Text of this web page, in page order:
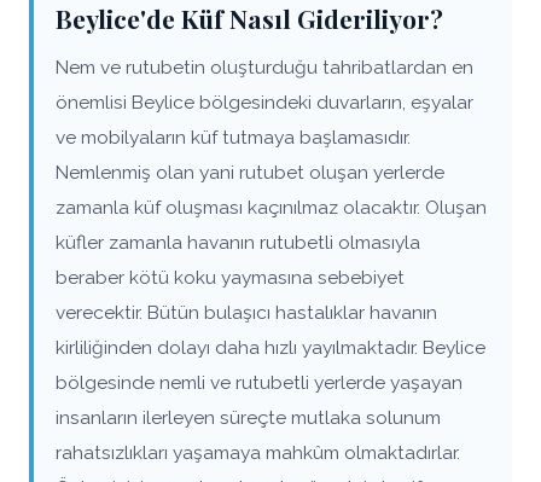
Beylice'de Küf Nasıl Gideriliyor?
Nem ve rutubetin oluşturduğu tahribatlardan en
önemlisi Beylice bölgesindeki duvarların, eşyalar
ve mobilyaların küf tutmaya başlamasıdır.
Nemlenmiş olan yani rutubet oluşan yerlerde
zamanla küf oluşması kaçınılmaz olacaktır. Oluşan
küfler zamanla havanın rutubetli olmasıyla
beraber kötü koku yaymasına sebebiyet
verecektir. Bütün bulaşıcı hastalıklar havanın
kirliliğinden dolayı daha hızlı yayılmaktadır. Beylice
bölgesinde nemli ve rutubetli yerlerde yaşayan
insanların ilerleyen süreçte mutlaka solunum
rahatsızlıkları yaşamaya mahkûm olmaktadırlar.